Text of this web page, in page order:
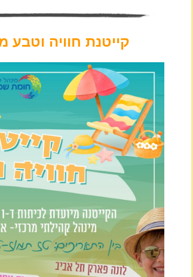
קייטנת חוויה